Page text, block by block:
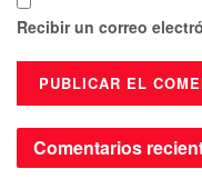
Recibir un correo
Comentarios